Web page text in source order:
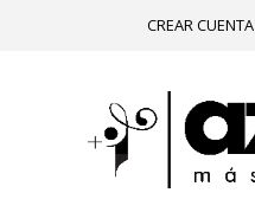
CREAR CUENTA